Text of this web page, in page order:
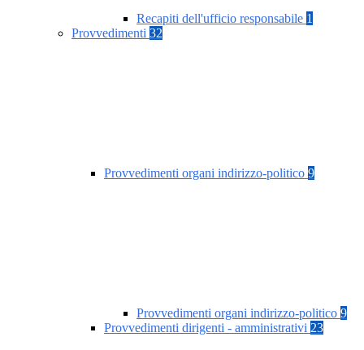
Recapiti dell'ufficio responsabile 1
Provvedimenti 32
Provvedimenti organi indirizzo-politico 9
Provvedimenti organi indirizzo-politico 9
Provvedimenti dirigenti - amministrativi 23